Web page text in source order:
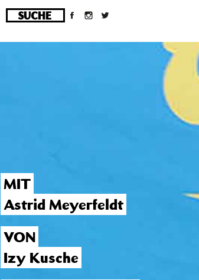
/homepages/10/d43051023/htdocs/
MIT
Astrid Meyerfeldt
VON
Izy Kusche